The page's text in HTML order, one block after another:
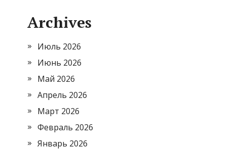
Archives
Июль 2026
Июнь 2026
Май 2026
Апрель 2026
Март 2026
Февраль 2026
Январь 2026